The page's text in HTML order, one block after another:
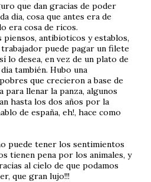
que dan gracias de poder
dia, cosa que antes era de
era cosa de ricos.
piensos, antibioticos y establos,
puede pagar un filete
lo desea, en vez de un plato de
también. Hubo una
que crecieron a base de
para llenar la panza, algunos
hasta los dos años por la
de españa, eh!, hace como
puede tener los sentimientos
tienen pena por los animales, y
al cielo de que podamos
que gran lujo!!!